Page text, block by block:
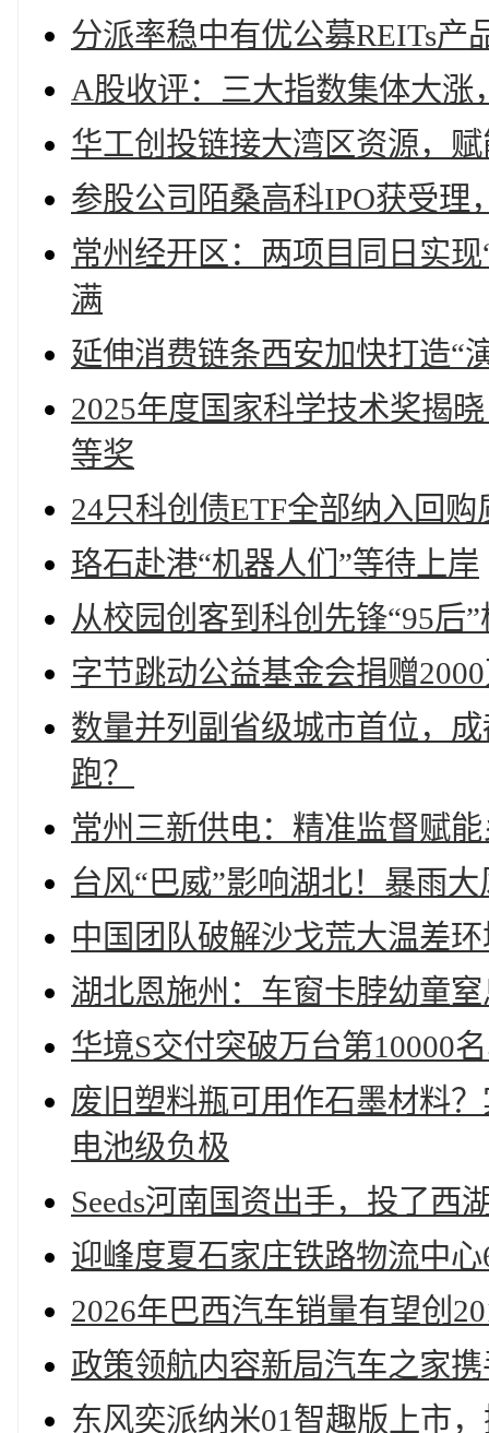
分派率稳中有优公募REITs产
A股收评：三大指数集体大涨
华工创投链接大湾区资源，
参股公司陌桑高科IPO获受理
常州经开区：两项目同日实
满
延伸消费链条西安加快打造“
2025年度国家科学技术奖揭
等奖
24只科创债ETF全部纳入回购
珞石赴港“机器人们”等待上岸
从校园创客到科创先锋“95后
字节跳动公益基金会捐赠
数量并列副省级城市首位，
跑？
常州三新供电：精准监督赋
台风“巴威”影响湖北！暴雨
中国团队破解沙戈荒大温差
湖北恩施州：车窗卡脖幼童
华境S交付突破万台第10000
废旧塑料瓶可用作石墨材料
电池级负极
Seeds河南国资出手，投了西
迎峰度夏石家庄铁路物流中
2026年巴西汽车销量有望创
政策领航内容新局汽车之家
东风奕派纳米01智趣版上市